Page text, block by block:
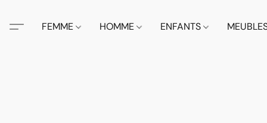
FEMME HOMME ENFANTS